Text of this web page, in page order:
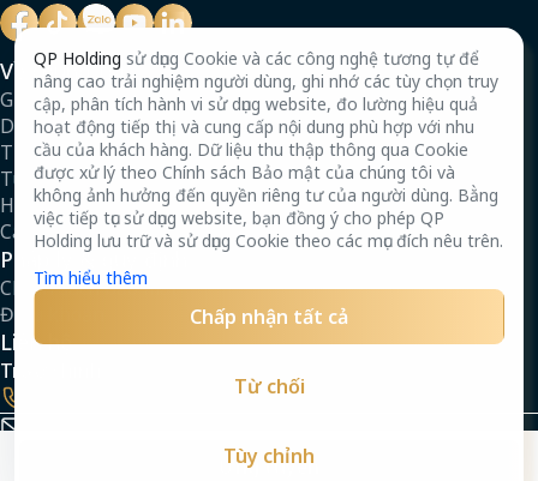
Ứng tuyển
Về chúng tôi
Giới thiệu
Dự án
Tin tức
Tuyển dụng
Hồ sơ năng lực
Câu hỏi thường gặp
Pháp lý & quy định
Chính sách bảo mật
Điều khoản
Liên hệ
Trụ sở chính
Copyright @ 2026 QP HOLDINGS. All Rights Reserved
QP Holding sử dụng Cookie và các công nghệ tương tự để
nâng cao trải nghiệm người dùng, ghi nhớ các tùy chọn truy
cập, phân tích hành vi sử dụng website, đo lường hiệu quả
hoạt động tiếp thị và cung cấp nội dung phù hợp với nhu
cầu của khách hàng. Dữ liệu thu thập thông qua Cookie
được xử lý theo Chính sách Bảo mật của chúng tôi và
không ảnh hưởng đến quyền riêng tư của người dùng. Bằng
việc tiếp tục sử dụng website, bạn đồng ý cho phép QP
Holding lưu trữ và sử dụng Cookie theo các mục đích nêu trên.
Tìm hiểu thêm
Từ chối
Tùy chỉnh
Chấp nhận tất cả